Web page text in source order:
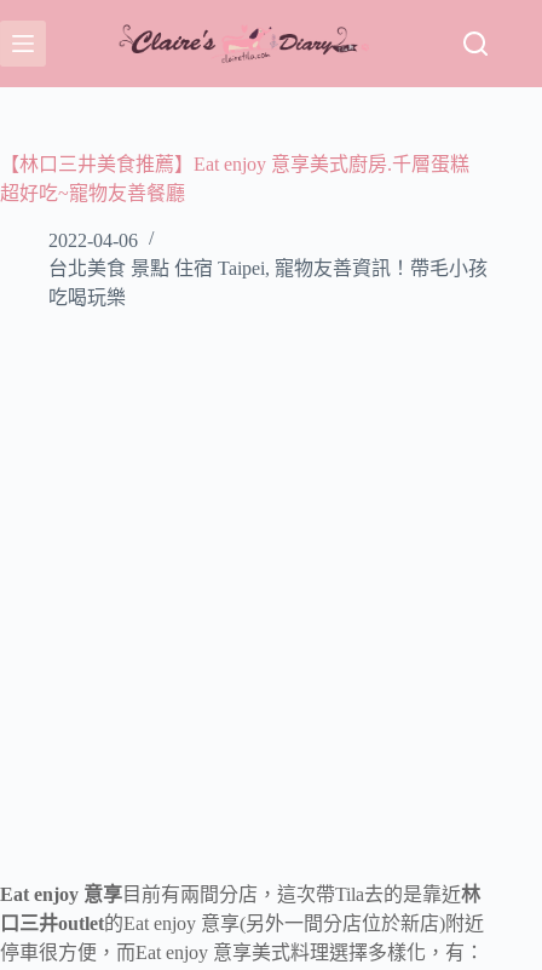
至
主
容【林口三井美食推薦】Eat enjoy 意享美式廚房.千層蛋糕
超好吃~寵物友善餐廳
2022-04-06
台北美食 景點 住宿 Taipei, 寵物友善資訊！帶毛小孩
吃喝玩樂
Eat enjoy 意享目前有兩間分店，這次帶Tila去的是靠近林
口三井outlet的Eat enjoy 意享(另外一間分店位於新店)附近
停車很方便，而Eat enjoy 意享美式料理選擇多樣化，有：